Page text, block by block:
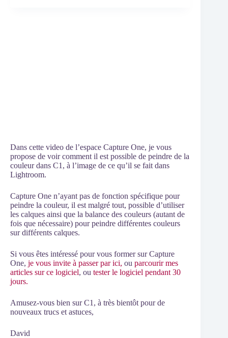
Dans cette video de l’espace Capture One, je vous
propose de voir comment il est possible de peindre de la
couleur dans C1, à l’image de ce qu’il se fait dans
Lightroom.
Capture One n’ayant pas de fonction spécifique pour
peindre la couleur, il est malgré tout, possible d’utiliser
les calques ainsi que la balance des couleurs (autant de
fois que nécessaire) pour peindre différentes couleurs
sur différents calques.
Si vous êtes intéressé pour vous former sur Capture
One, je vous invite à passer par ici, ou parcourir mes
articles sur ce logiciel, ou tester le logiciel pendant 30
jours.
Amusez-vous bien sur C1, à très bientôt pour de
nouveaux trucs et astuces,
David